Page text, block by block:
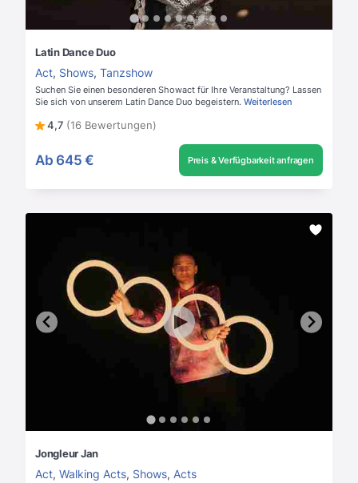
Latin Dance Duo
Act, Shows, Tanzshow
Suchen Sie einen besonderen Showact für Ihre Veranstaltung? Lassen
Sie sich von unserem Latin Dance Duo begeistern. Weiterlesen
4,7 (16 Bewertungen)
Ab 645 € Preis & Verfügbarkeit anfragen
Jongleur Jan
Act, Walking Acts, Shows, Acts